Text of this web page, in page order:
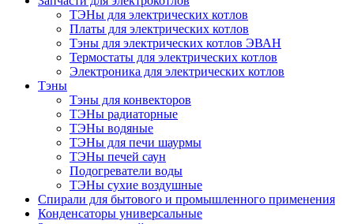
ТЭНы для электрических котлов
Платы для электрических котлов
Тэны для электрических котлов ЭВАН
Термостаты для электрических котлов
Электроника для электрических котлов
Тэны
Тэны для конвекторов
ТЭНы радиаторные
ТЭНы водяные
ТЭНы для печи шаурмы
ТЭНы печей саун
Подогреватели воды
ТЭНы сухие воздушные
Спирали для бытового и промышленного применения
Конденсаторы универсальные